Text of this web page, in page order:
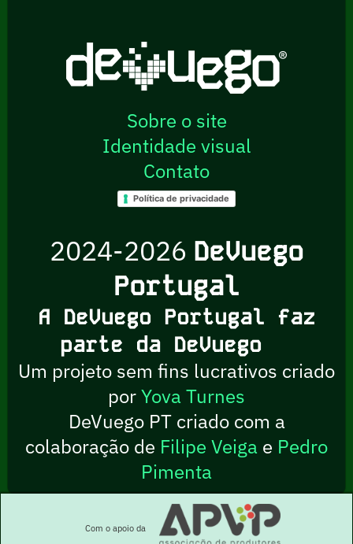
Sobre o site
Identidade visual
Contato
Política de privacidade
2024-2026 DeVuego
Portugal
A DeVuego Portugal faz
parte da DeVuego
Um projeto sem fins lucrativos criado
porYova Turnes
DeVuego PT criado com a
colaboração de Filipe Veiga e Pedro
Pimenta
Com o apoio da